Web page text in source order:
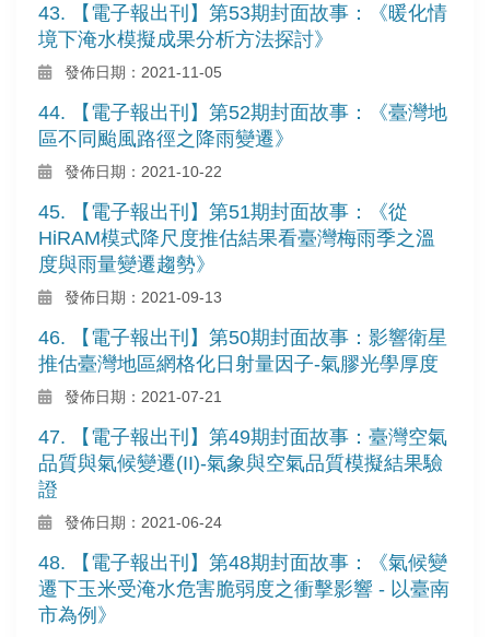
43. 【電子報出刊】第53期封面故事：《暖化情
境下淹水模擬成果分析方法探討》
發佈日期：2021-11-05
44. 【電子報出刊】第52期封面故事：《臺灣地
區不同颱風路徑之降雨變遷》
發佈日期：2021-10-22
45. 【電子報出刊】第51期封面故事：《從
HiRAM模式降尺度推估結果看臺灣梅雨季之溫
度與雨量變遷趨勢》
發佈日期：2021-09-13
46. 【電子報出刊】第50期封面故事：影響衛星
推估臺灣地區網格化日射量因子-氣膠光學厚度
發佈日期：2021-07-21
47. 【電子報出刊】第49期封面故事：臺灣空氣
品質與氣候變遷(II)-氣象與空氣品質模擬結果驗
證
發佈日期：2021-06-24
48. 【電子報出刊】第48期封面故事：《氣候變
遷下玉米受淹水危害脆弱度之衝擊影響 - 以臺南
市為例》